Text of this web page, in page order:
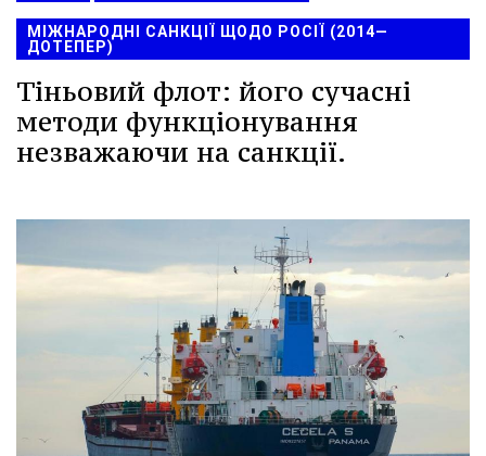
МІЖНАРОДНІ САНКЦІЇ ЩОДО РОСІЇ (2014—
ДОТЕПЕР)
Тіньовий флот: його сучасні
методи функціонування
незважаючи на санкції.